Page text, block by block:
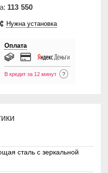
113 550
Нужна установка
Оплата
В кредит за 12 минут ?
сталь с зеркальной